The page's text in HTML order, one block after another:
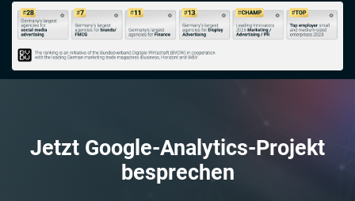
Jetzt Google-Analytics-Projekt
besprechen